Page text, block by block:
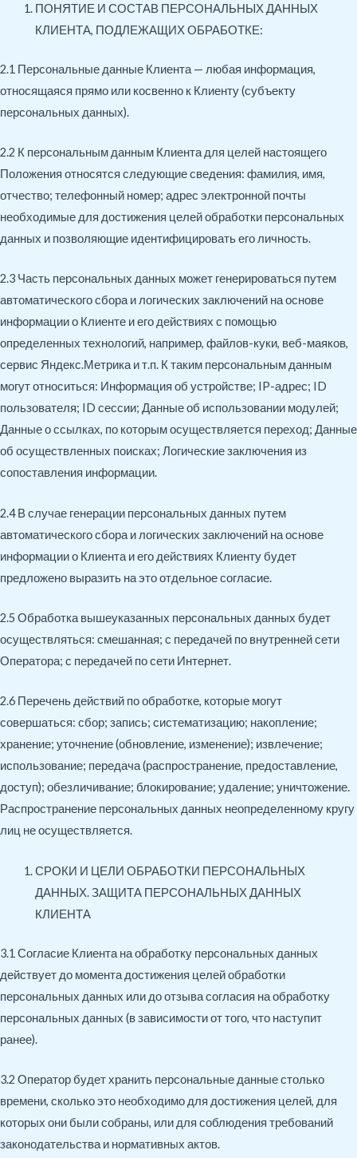
ПОНЯТИЕ И СОСТАВ ПЕРСОНАЛЬНЫХ ДАННЫХ
КЛИЕНТА, ПОДЛЕЖАЩИХ ОБРАБОТКЕ:
2.1 Персональные данные Клиента — любая информация,
относящаяся прямо или косвенно к Клиенту (субъекту
персональных данных).
2.2 К персональным данным Клиента для целей настоящего
Положения относятся следующие сведения: фамилия, имя,
отчество; телефонный номер; адрес электронной почты
необходимые для достижения целей обработки персональных
данных и позволяющие идентифицировать его личность.
2.3 Часть персональных данных может генерироваться путем
автоматического сбора и логических заключений на основе
информации о Клиенте и его действиях с помощью
определенных технологий, например, файлов-куки, веб-маяков,
сервис Яндекс.Метрика и т.п. К таким персональным данным
могут относиться: Информация об устройстве; IP-адрес; ID
пользователя; ID сессии; Данные об использовании модулей;
Данные о ссылках, по которым осуществляется переход; Данные
об осуществленных поисках; Логические заключения из
сопоставления информации.
2.4 В случае генерации персональных данных путем
автоматического сбора и логических заключений на основе
информации о Клиента и его действиях Клиенту будет
предложено выразить на это отдельное согласие.
2.5 Обработка вышеуказанных персональных данных будет
осуществляться: смешанная; с передачей по внутренней сети
Оператора; с передачей по сети Интернет.
2.6 Перечень действий по обработке, которые могут
совершаться: сбор; запись; систематизацию; накопление;
хранение; уточнение (обновление, изменение); извлечение;
использование; передача (распространение, предоставление,
доступ); обезличивание; блокирование; удаление; уничтожение.
Распространение персональных данных неопределенному кругу
лиц не осуществляется.
СРОКИ И ЦЕЛИ ОБРАБОТКИ ПЕРСОНАЛЬНЫХ
ДАННЫХ. ЗАЩИТА ПЕРСОНАЛЬНЫХ ДАННЫХ
КЛИЕНТА
3.1 Согласие Клиента на обработку персональных данных
действует до момента достижения целей обработки
персональных данных или до отзыва согласия на обработку
персональных данных (в зависимости от того, что наступит
ранее).
3.2 Оператор будет хранить персональные данные столько
времени, сколько это необходимо для достижения целей, для
которых они были собраны, или для соблюдения требований
законодательства и нормативных актов.